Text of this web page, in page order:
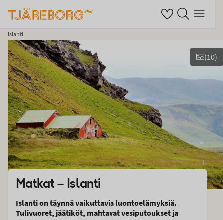
OmatHaku tjäreborg.fi
Valikko
Islanti
Näytä kuvia
(10)
Matkat – Islanti
Islanti on täynnä vaikuttavia luontoelämyksiä.
Tulivuoret, jäätiköt, mahtavat vesiputoukset ja